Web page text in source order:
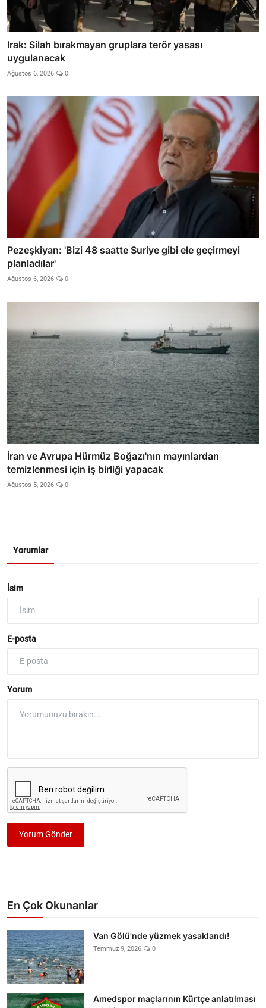
Irak: Silah bırakmayan gruplara terör yasası
uygulanacak
Ağustos 6, 2026 0
Pezeşkiyan: 'Bizi 48 saatte Suriye gibi ele geçirmeyi
planladılar'
Ağustos 6, 2026 0
İran ve Avrupa Hürmüz Boğazı'nın mayınlardan
temizlenmesi için iş birliği yapacak
Ağustos 5, 2026 0
Yorumlar
İsim
E-posta
Yorum
Yorum Gönder
En Çok Okunanlar
Van Gölü'nde yüzmek yasaklandı!
Temmuz 9, 2026 0
Amedspor maçlarının Kürtçe anlatılması